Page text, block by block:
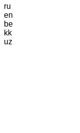
ru
en
be
kk
uz